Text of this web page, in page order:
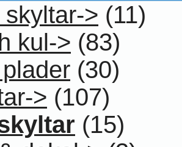
> (11)
kul-> (83)
(30)
> (107)
(15)